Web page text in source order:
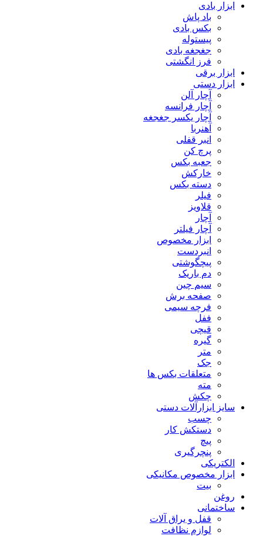
ابزار بادی
باد پاش
بکس بادی
پیستوله
جغجغه بادی
فرز انگشتی
ابزار برقی
ابزار دستی
آچار آلن
آچار فرانسه
آچار یکسر جغجغه
آهنربا
انبر قفلی
پرچ کن
جعبه بکس
خارکش
دسته بکس
فیلر
قلاویز
آچار
آچار فیلتر
ابزار مخصوص
انبردست
پیچگوشتی
دم باریک
سیم چین
صفحه برش
فرچه سیمی
ففل
قیچی
گیره
متر
جک
متعلقات بکس ها
مته
چکش
سایز ابزارآلات دستی
چسب
دستکش کار
پیچ
پنچرگیری
الکتریکی
ابزار مخصوص مکانیکی
بیت
روغن
ساختمانی
قفل و یراق آلات
لوازم نظافت